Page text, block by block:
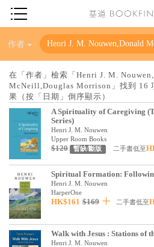
神學／教義
聖經
信仰入門
教會歷史
靈修／禱告
信徒生活
教會事工
社會／倫理
作者
在「作者」檢索「Henri J. M.
McNeill,Douglas Morrison」找到 16
果（按「日期」倒序顯示）
A Spirituality of Caregiving
Series)
Henri J. M. Nouwen
Upper Room Books
$120 暫缺/斷版 二手書低至
Spiritual Formation:
Henri J. M. Nouwen
HarperOne
HK$161 $169 二手書低至
Walk with Jesus : Stations of
Henri J. M. Nouwen